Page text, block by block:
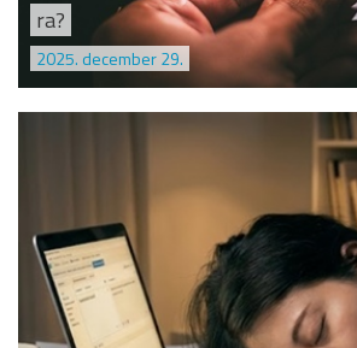
ra?
2025. december 29.